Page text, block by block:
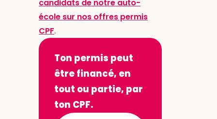
candidats de notre auto-
école sur nos offres permis
CPF.
Ton permis peut
être financé, en
tout ou partie, par
ton CPF.